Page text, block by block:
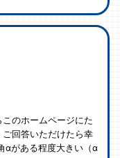
のホームページにた
回答いただけたら幸
αがある程度大きい（α